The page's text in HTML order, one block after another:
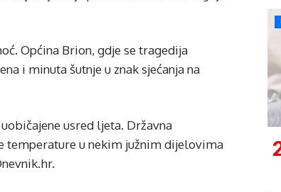
Općina Brion, gdje se tragedija
i minuta šutnje u znak sjećanja na
usred ljeta. Državna
temperature u nekim južnim dijelovima